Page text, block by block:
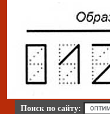
Поиск по сайту: